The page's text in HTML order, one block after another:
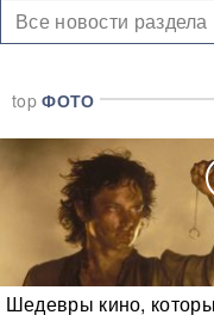
Все новости раздела
topФОТО
Шедевры кино,